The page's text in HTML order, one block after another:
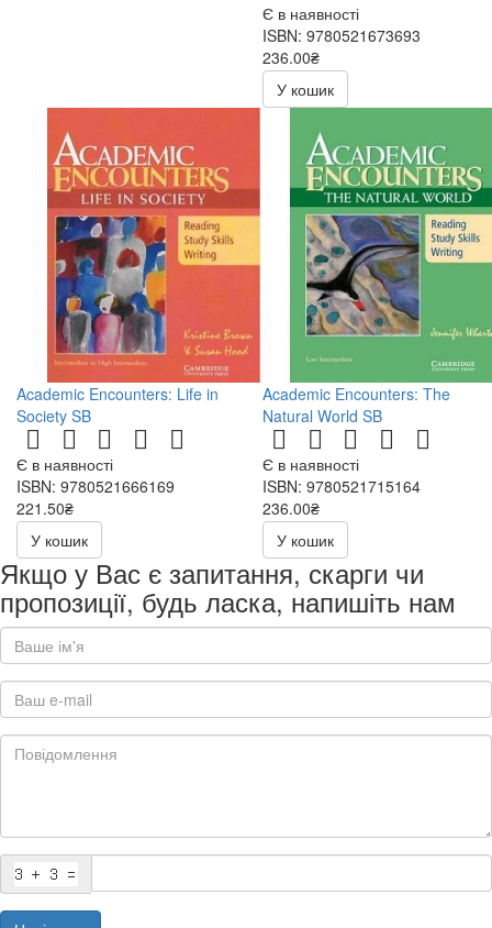
Є в наявності
ISBN: 9780521673693
236.00₴
472.00₴
У кошик
Academic Encounters: Life in
Society SB
Є в наявності
ISBN: 9780521666169
221.50₴
443.00₴
У кошик
Academic Encounters: The
Natural World SB
Є в наявності
ISBN: 9780521715164
236.00₴
472.00₴
У кошик
Якщо у Вас є запитання, скарги чи
пропозиції, будь ласка, напишіть нам